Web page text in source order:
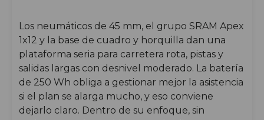
Los neumáticos de 45 mm, el grupo SRAM Apex
1x12 y la base de cuadro y horquilla dan una
plataforma seria para carretera rota, pistas y
salidas largas con desnivel moderado. La batería
de 250 Wh obliga a gestionar mejor la asistencia
si el plan se alarga mucho, y eso conviene
dejarlo claro. Dentro de su enfoque, sin